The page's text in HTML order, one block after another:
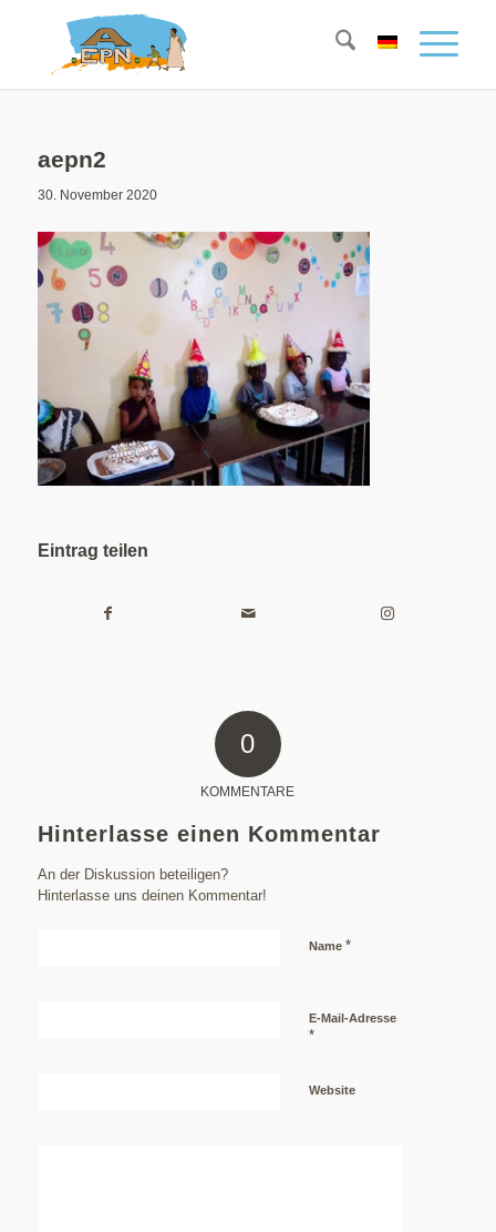
aepn2
30. November 2020
Eintrag teilen
0
KOMMENTARE
Hinterlasse einen Kommentar
An der Diskussion beteiligen?
Hinterlasse uns deinen Kommentar!
Name *
E-Mail-Adresse
*
Website